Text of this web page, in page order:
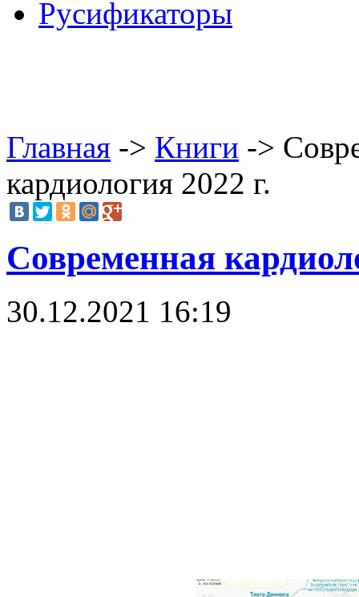
Русификаторы
Главная -> Книги ->
кардиология 2022 г.
Современная
30.12.2021 16:19